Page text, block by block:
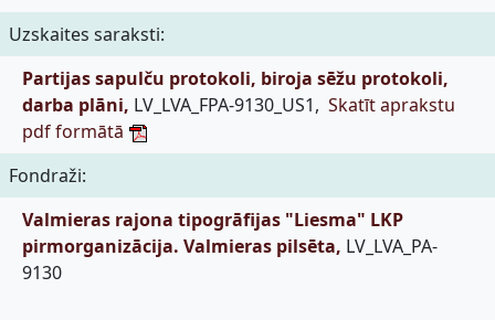
Uzskaites saraksti:
Partijas sapulču protokoli, biroja sēžu protokoli,
darba plāni, LV_LVA_FPA-9130_US1, Skatīt aprakstu
pdf formātā
Fondraži:
Valmieras rajona tipogrāfijas "Liesma" LKP
pirmorganizācija. Valmieras pilsēta, LV_LVA_PA-
9130